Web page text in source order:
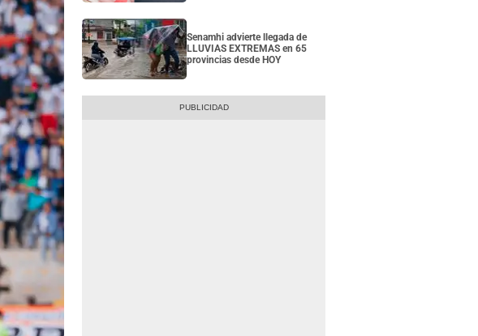
Senamhi advierte llegada de
LLUVIAS EXTREMAS en 65
provincias desde HOY